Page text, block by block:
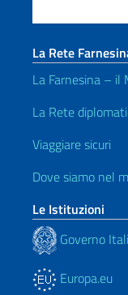
La Rete
La Farnesina – il
La Rete
Viaggiare sicuri
Dove siamo nel
Le Istituzioni
Governo
Europa.eu